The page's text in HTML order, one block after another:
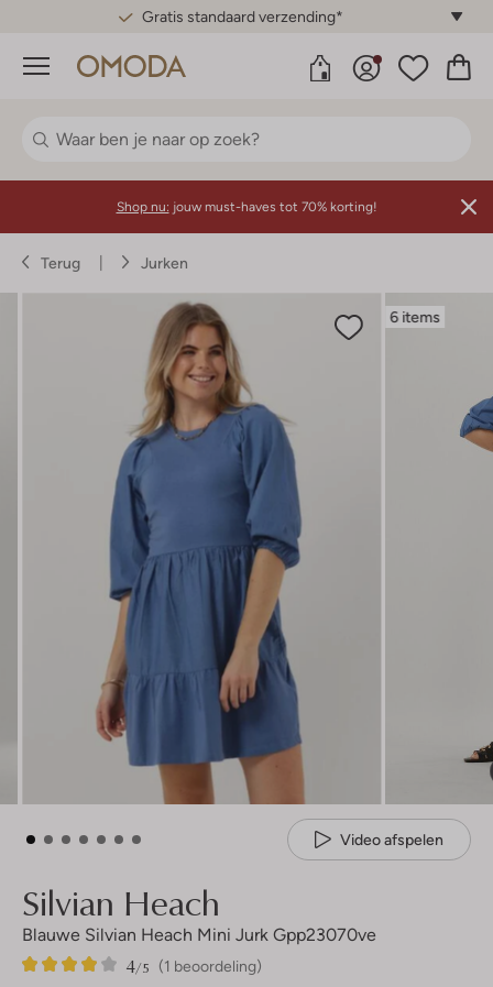
Gratis standaard verzending*
Menu
Shop nu: jouw must-haves tot 70% korting!
Terug Jurken
6 items
Video afspelen
Silvian Heach
Blauwe Silvian Heach Mini Jurk Gpp23070ve
(1 beoordeling)
4/5
1
4